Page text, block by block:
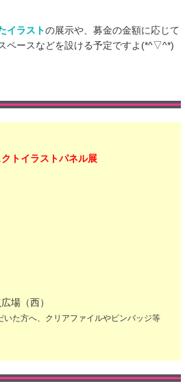
イラストの展示や、募金の金額に応じて
ペースなどを設ける予定ですよ(*^▽^*)
トイラストパネル展
場（西）
た方へ、クリアファイルやピンバッジ等